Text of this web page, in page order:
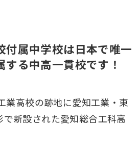
付属中学校は日本で唯一
る中高一貫校です！
業高校の跡地に愛知工業・東
新設された愛知総合工科高